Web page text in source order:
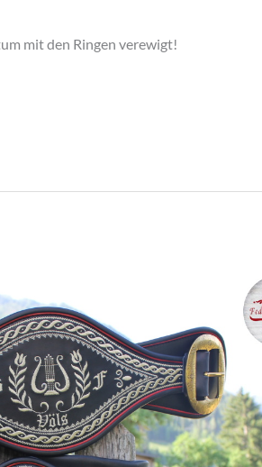
mit den Ringen verewigt!